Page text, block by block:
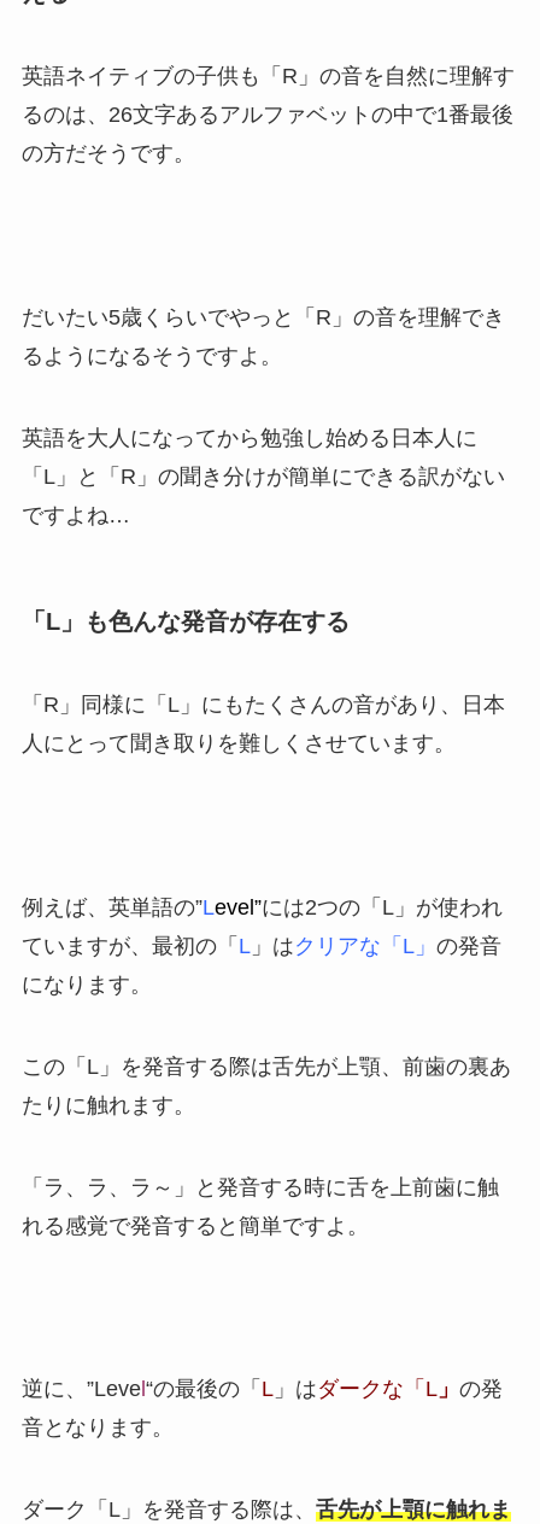
英語ネイティブの子供も「R」の音を自然に理解す
るのは、26文字あるアルファベットの中で1番最後
の方だそうです。
だいたい5歳くらいでやっと「R」の音を理解でき
るようになるそうですよ。
英語を大人になってから勉強し始める日本人に
「L」と「R」の聞き分けが簡単にできる訳がない
ですよね…
「L」も色んな発音が存在する
「R」同様に「L」にもたくさんの音があり、日本
人にとって聞き取りを難しくさせています。
例えば、英単語の”Level”には2つの「L」が使われ
ていますが、最初の「 L」はクリアな「L」 の発音
になります。
この「L」を発音する際は舌先が上顎、前歯の裏あ
たりに触れます。
「ラ、ラ、ラ～」と発音する時に舌を上前歯に触
れる感覚で発音すると簡単ですよ。
逆に、”Level “の最後の「 L」はダークな「L」 の発
音となります。
ダーク「L」を発音する際は、 舌先が上顎に触れま